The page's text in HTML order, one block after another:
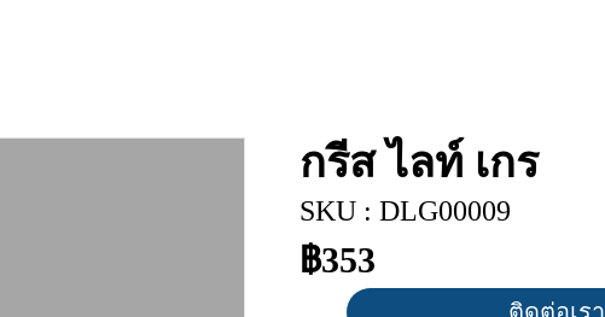
กรีส ไลท์ เกร
SKU : DLG00009
฿353